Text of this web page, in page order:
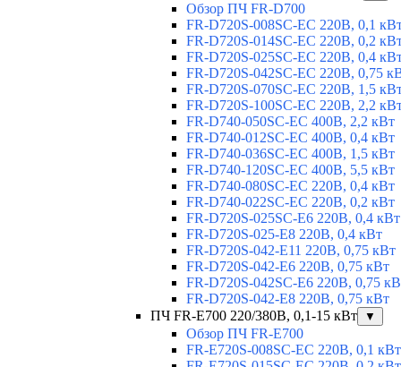
Обзор ПЧ FR-D700
FR-D720S-008SC-EC 220В, 0,1
FR-D720S-014SC-EC 220В, 0,2
FR-D720S-025SC-EC 220В, 0,4
FR-D720S-042SC-EC 220В, 0,75
FR-D720S-070SC-EC 220В, 1,5
FR-D720S-100SC-EC 220В, 2,2
FR-D740-050SC-EC 400В, 2,2 кВт
FR-D740-012SC-EC 400В, 0,4 кВт
FR-D740-036SC-EC 400В, 1,5 кВт
FR-D740-120SC-EC 400В, 5,5 кВт
FR-D740-080SC-EC 220В, 0,4 кВт
FR-D740-022SC-EC 220В, 0,2 кВт
FR-D720S-025SC-E6 220В, 0,4 кВт
FR-D720S-025-E8 220В, 0,4 кВт
FR-D720S-042-E11 220В, 0,75 кВт
FR-D720S-042-E6 220В, 0,75 кВт
FR-D720S-042SC-E6 220В, 0,75
FR-D720S-042-E8 220В, 0,75 кВт
ПЧ FR-E700 220/380В, 0,1-15 кВт
▼
Обзор ПЧ FR-E700
FR-E720S-008SC-EC 220В, 0,1 кВт